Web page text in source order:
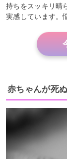
持ちをスッキリ晴
実感しています。
赤ちゃんが死